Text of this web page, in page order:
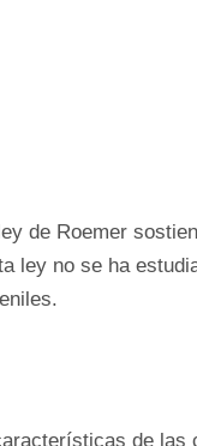
de Roemer
ley no se ha
de las